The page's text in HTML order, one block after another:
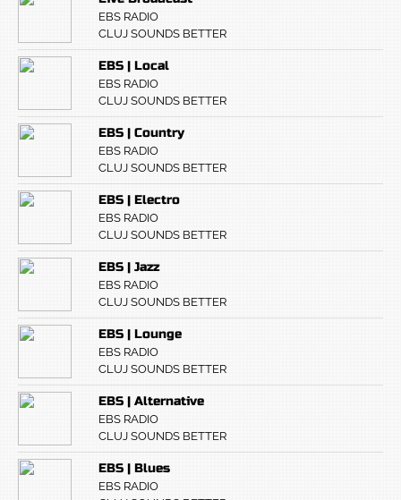
EBS RADIO
CLUJ SOUNDS BETTER
EBS | Local
EBS RADIO
CLUJ SOUNDS BETTER
EBS | Country
EBS RADIO
CLUJ SOUNDS BETTER
EBS | Electro
EBS RADIO
CLUJ SOUNDS BETTER
EBS | Jazz
EBS RADIO
CLUJ SOUNDS BETTER
EBS | Lounge
EBS RADIO
CLUJ SOUNDS BETTER
EBS | Alternative
EBS RADIO
CLUJ SOUNDS BETTER
EBS | Blues
EBS RADIO